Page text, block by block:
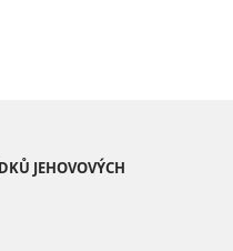
JEHOVOVÝCH